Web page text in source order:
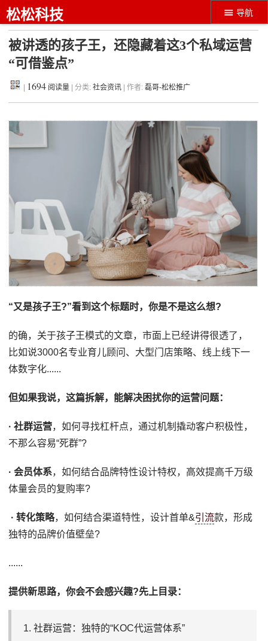
导航
松松科技
被讲透的孩子王，还隐藏着这3个私域运营
“可借鉴点”
1694 阅读量 | 分类:社会资讯 | 作者:磊哥-松松推广
“又是孩子王?”看到这个标题时，你是不是这么想?
的确，关于孩子王模式的文章，市面上已经讲得很透了，
比如说3000名专业育儿顾问、大型门店策略、线上线下一
体数字化......
但如果我说，这篇拆解，能解决困扰你的运营问题：
· 社群运营，如何寻找杠杆点，通过机制撬动客户积极性，
不那么容易“死群”?
· 会员体系，如何结合品牌特性设计特权，高效提高千万级
体量会员的复购率?
· 转化策略，如何结合渠道特性，设计首单&引流款，形成
独特的品牌价值壁垒?
......
提供新思路，你会不会感兴趣?先上目录：
1. 社群运营：独特的“KOC代运营体系”